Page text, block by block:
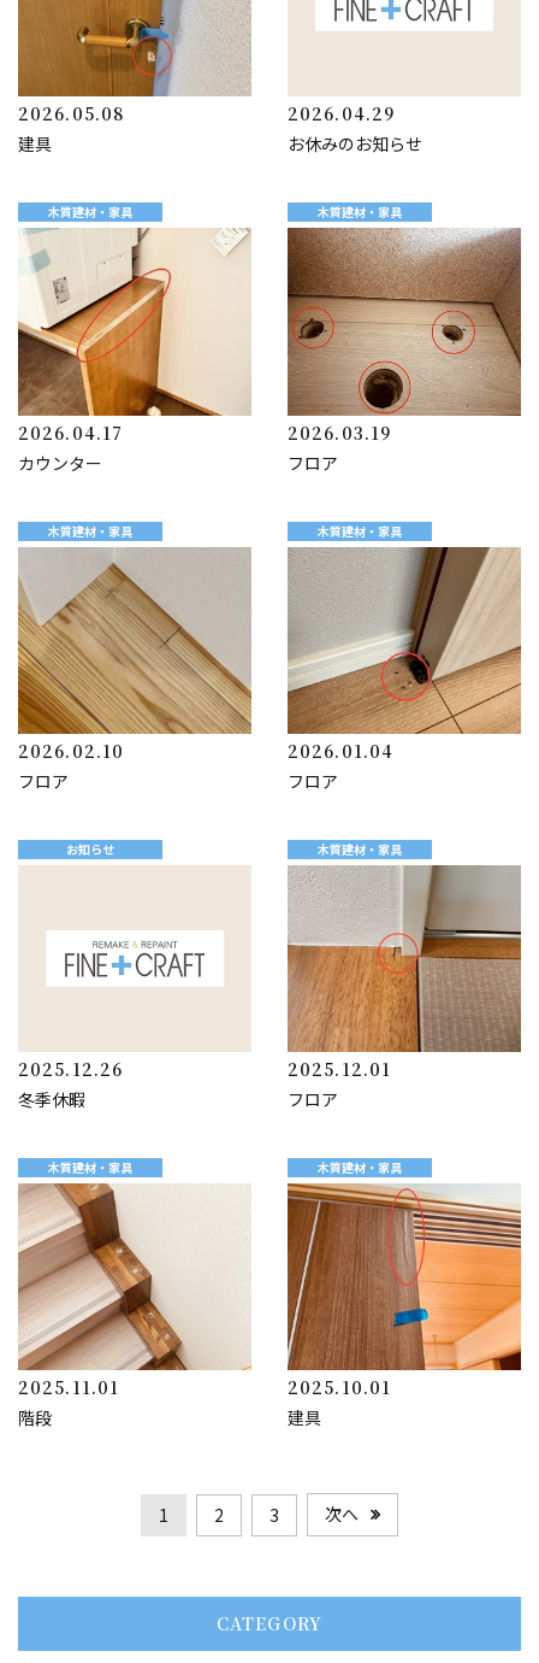
2026.05.08
建具
2026.04.29
お休みのお知らせ
木質建材・家具
2026.04.17
カウンター
木質建材・家具
2026.03.19
フロア
木質建材・家具
2026.02.10
フロア
木質建材・家具
2026.01.04
フロア
お知らせ
2025.12.26
冬季休暇
木質建材・家具
2025.12.01
フロア
木質建材・家具
2025.11.01
階段
木質建材・家具
2025.10.01
建具
1 2 3 次へ
CATEGORY